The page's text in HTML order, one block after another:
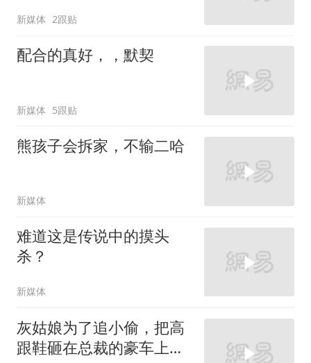
新媒体 2跟贴
配合的真好，，默契
新媒体 5跟贴
熊孩子会拆家，不输二哈
新媒体
难道这是传说中的摸头
杀？
新媒体
灰姑娘为了追小偷，把高
跟鞋砸在总裁的豪车上，